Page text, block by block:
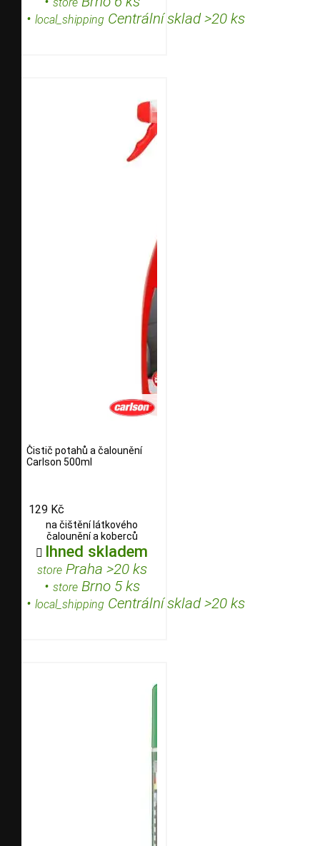
• local_shipping Centrální sklad >20 ks
Čistič potahů a čalounění
Carlson 500ml
129 Kč
na čištění látkového
čalounění a koberců
 Ihned skladem
storePraha >20 ks
• storeBrno 5 ks
• local_shipping Centrální sklad >20 ks